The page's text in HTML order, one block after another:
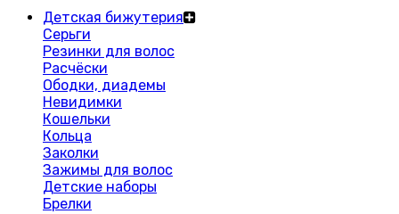
Детская бижутерия
Серьги
Резинки для волос
Расчёски
Ободки, диадемы
Невидимки
Кошельки
Кольца
Заколки
Зажимы для волос
Детские наборы
Брелки